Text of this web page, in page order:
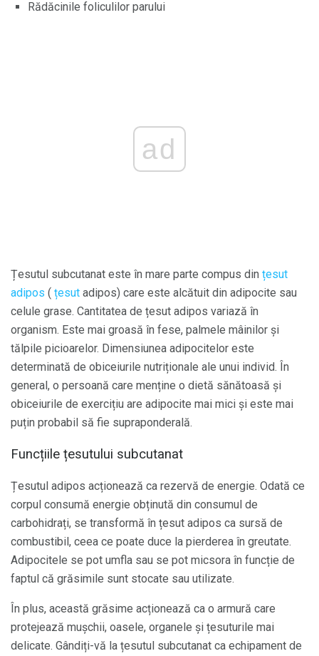
Rădăcinile foliculilor parului
ad
Țesutul subcutanat este în mare parte compus din țesut
adipos ( țesut adipos) care este alcătuit din adipocite sau
celule grase. Cantitatea de țesut adipos variază în
organism. Este mai groasă în fese, palmele mâinilor și
tălpile picioarelor. Dimensiunea adipocitelor este
determinată de obiceiurile nutriționale ale unui individ. În
general, o persoană care menține o dietă sănătoasă și
obiceiurile de exercițiu are adipocite mai mici și este mai
puțin probabil să fie supraponderală.
Funcțiile țesutului subcutanat
Țesutul adipos acționează ca rezervă de energie. Odată ce
corpul consumă energie obținută din consumul de
carbohidrați, se transformă în țesut adipos ca sursă de
combustibil, ceea ce poate duce la pierderea în greutate.
Adipocitele se pot umfla sau se pot micsora în funcție de
faptul că grăsimile sunt stocate sau utilizate.
În plus, această grăsime acționează ca o armură care
protejează mușchii, oasele, organele și țesuturile mai
delicate. Gândiți-vă la țesutul subcutanat ca echipament de